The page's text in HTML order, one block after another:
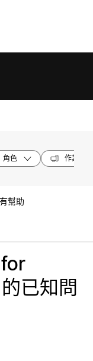
角色 作業系統
幫助
已知問